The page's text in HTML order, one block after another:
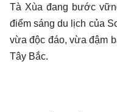
Tà Xùa đang bước
điểm sáng du lịch của
vừa độc đáo, vừa đậm
Tây Bắc.